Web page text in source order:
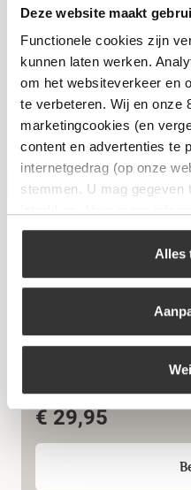
Deze website maakt
Functionele cookies zijn
kunnen laten werken.
om het websiteverkeer en
te verbeteren. Wij en onze
marketingcookies (en
content en advertenties te
internetgedrag (op onze
stemmen. U mag gegeven
uw keuze op onze website
Alles
€49,00
Grand Feu –
Koekenpan – Rood
€29,95
Niet op voorraad